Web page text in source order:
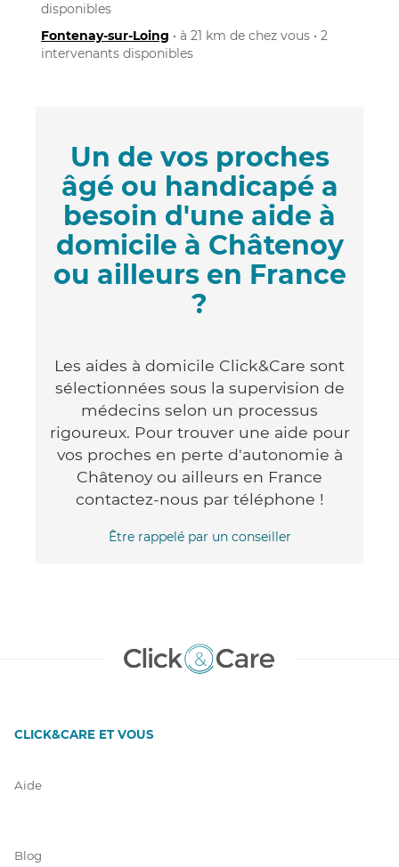
disponibles
Fontenay-sur-Loing • à 21 km de chez vous • 2
intervenants disponibles
Un de vos proches
âgé ou handicapé a
besoin d'une aide à
domicile à Châtenoy
ou ailleurs en France
?
Les aides à domicile Click&Care sont
sélectionnées sous la supervision de
médecins selon un processus
rigoureux. Pour trouver une aide pour
vos proches en perte d'autonomie à
Châtenoy ou ailleurs en France
contactez-nous par téléphone !
Être rappelé par un conseiller
CLICK&CARE ET VOUS
Aide
Blog